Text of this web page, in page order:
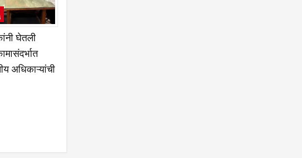
कृषिउत्पन्न बाजार समिती,
तुळजापूर ज्वारी व गहू या
पिकास उच्चांकी भाव
06
Aug
2026